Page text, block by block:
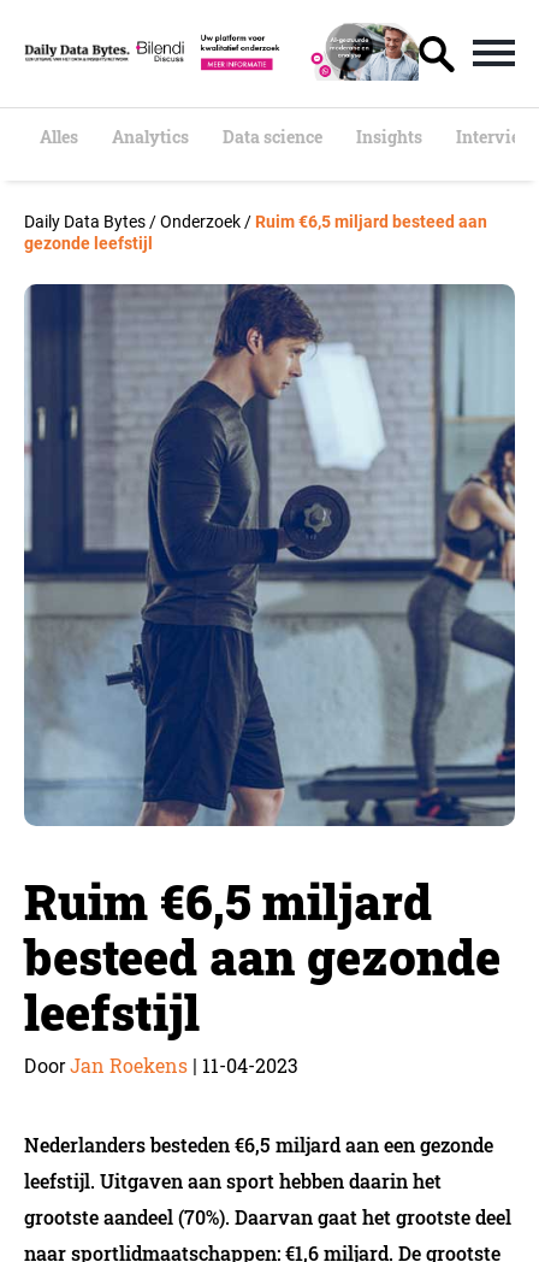
t
Alles Analytics Data science Insights
Daily Data Bytes /Onderzoek /Ruim €6,5 miljard besteed aan
gezonde leefstijl
Ruim €6,5 miljard
besteed aan gezonde
leefstijl
DoorJan Roekens | 11-04-2023
Nederlanders besteden €6,5 miljard aan een gezonde
leefstijl. Uitgaven aan sport hebben daarin het
grootste aandeel (70%). Daarvan gaat het grootste deel
naar sportlidmaatschappen: €1,6 miljard. De grootste